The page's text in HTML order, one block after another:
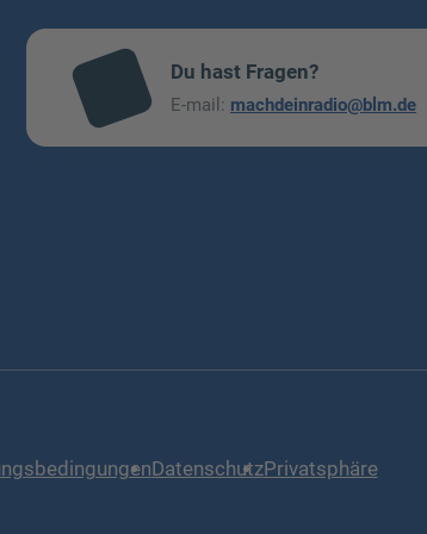
mai
l
Du hast Fragen?
E-mail: machdeinradio@blm.de
DatenschutzPrivatsphäre